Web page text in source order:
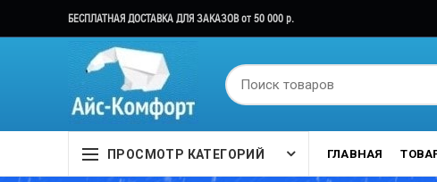
БЕСПЛАТНАЯ ДОСТАВКА ДЛЯ ЗАКАЗОВ от 50 000 р.
ПРОСМОТР КАТЕГОРИЙ ГЛАВНАЯ